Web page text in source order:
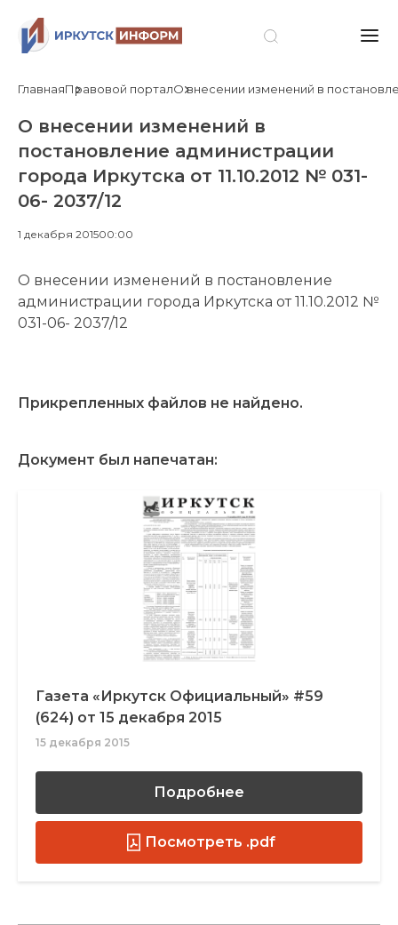
ГлавнаяПравовой порталО внесении изменений в
О внесении изменений в
постановление администрации
города Иркутска от 11.10.2012 № 031-
06- 2037/12
1 декабря 201500:00
О внесении изменений в постановление
администрации города Иркутска от 11.10.2012 №
031-06- 2037/12
Прикрепленных файлов не найдено.
Документ был напечатан:
Газета «Иркутск Официальный» #59
(624) от 15 декабря 2015
15 декабря 2015
Подробнее
Посмотреть .pdf